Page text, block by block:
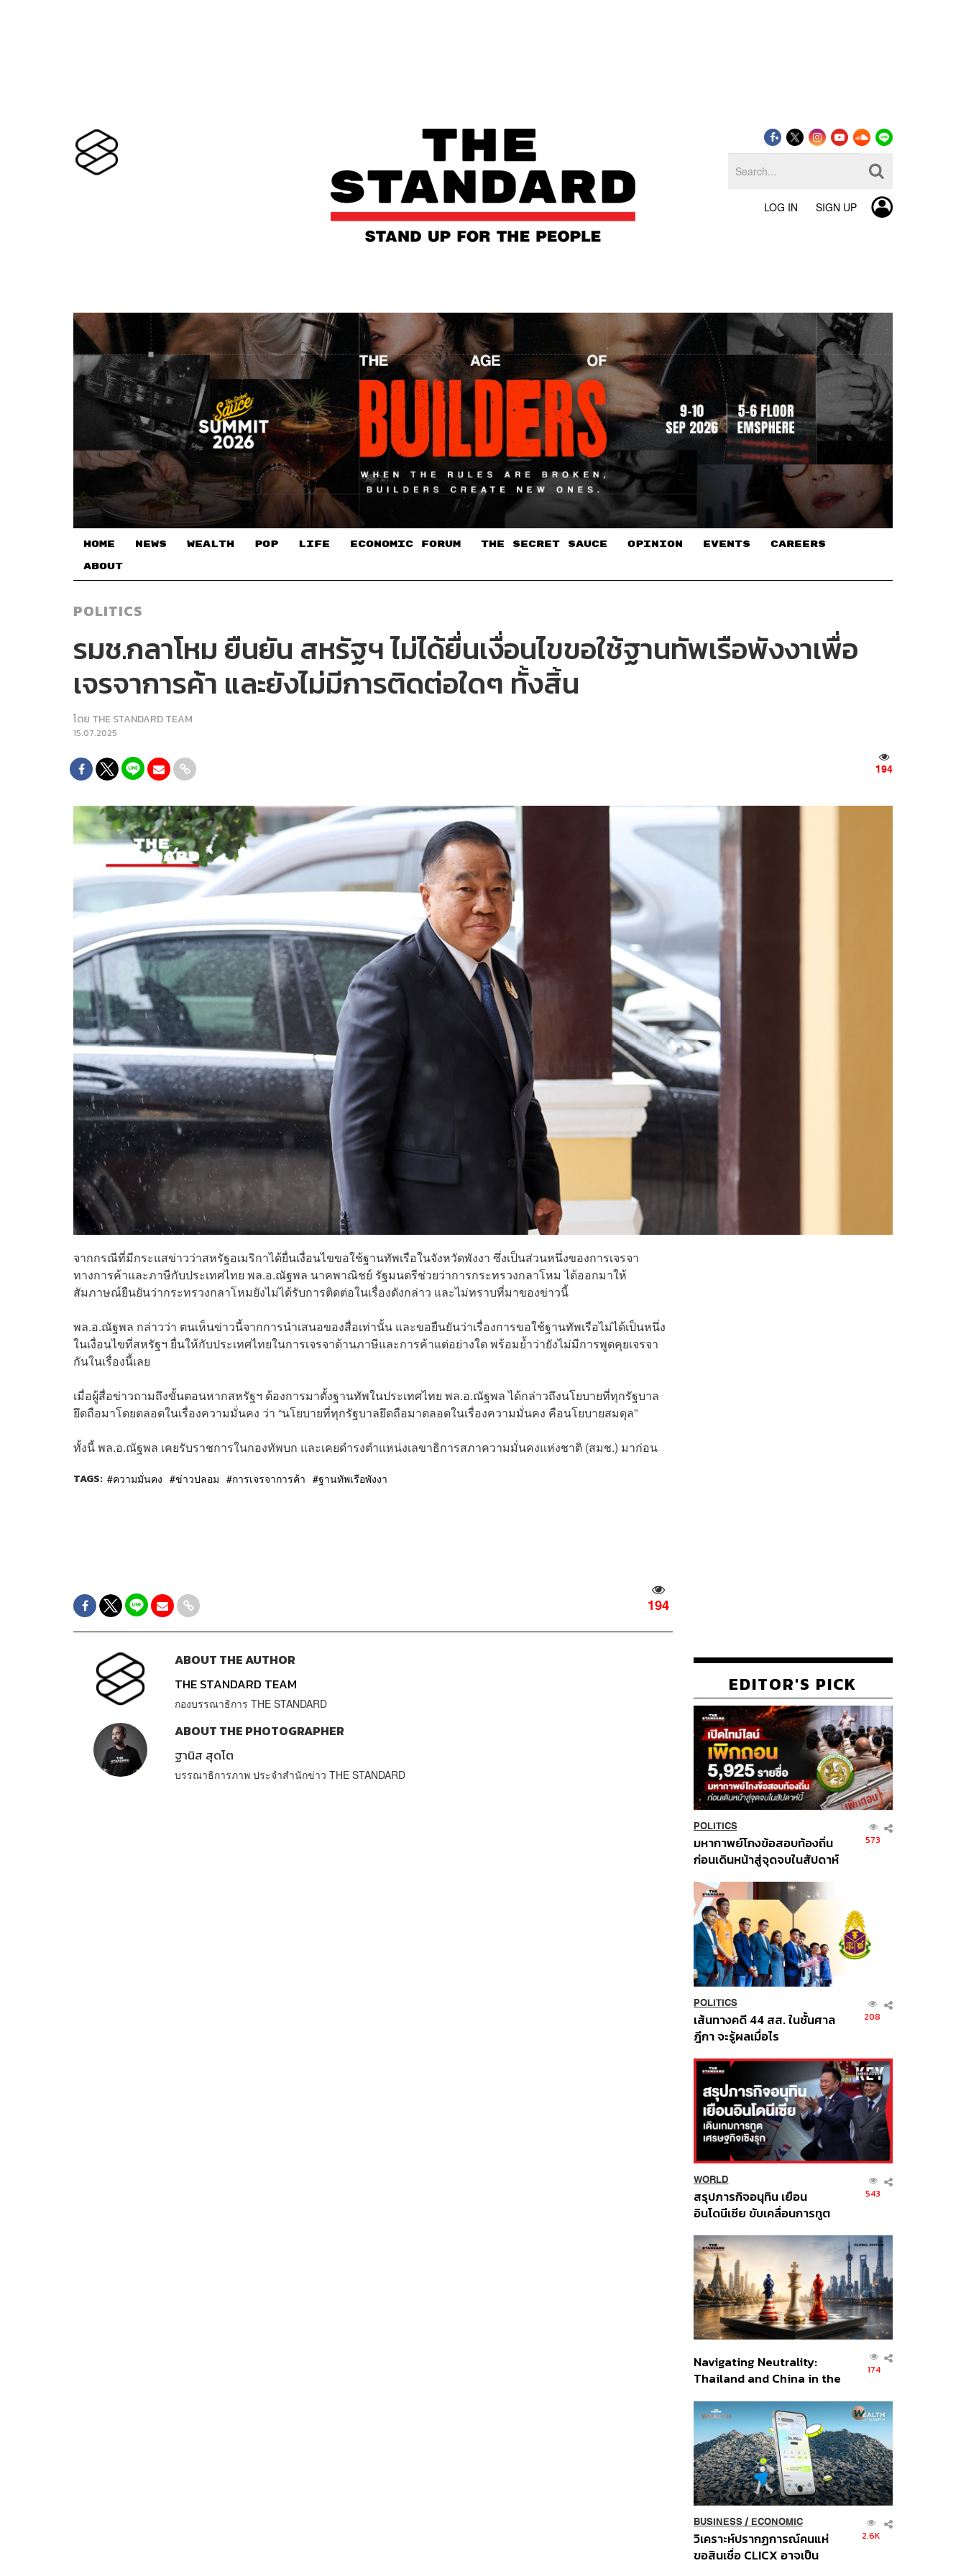
LOG IN SIGN UP
HOME NEWS WEALTH POP LIFE ECONOMIC FORUM THE SECRET SAUCE​ OPINION EVENTS CAREERS
ABOUT
POLITICS
รมช.กลาโหม ยืนยัน สหรัฐฯ ไม่ได้ยื่นเงื่อนไขขอใช้ฐานทัพเรือพังงาเพื่อ
เจรจาการค้า และยังไม่มีการติดต่อใดๆ ทั้งสิ้น
โดย THE STANDARD TEAM
15.07.2025
194
จากกรณีที่มีกระแสข่าวว่าสหรัฐอเมริกาได้ยื่นเงื่อนไขขอใช้ฐานทัพเรือในจังหวัดพังงา ซึ่งเป็นส่วนหนึ่งของการเจรจา
ทางการค้าและภาษีกับประเทศไทย พล.อ.ณัฐพล นาคพาณิชย์ รัฐมนตรีช่วยว่าการกระทรวงกลาโหม ได้ออกมาให้
สัมภาษณ์ยืนยันว่ากระทรวงกลาโหมยังไม่ได้รับการติดต่อในเรื่องดังกล่าว และไม่ทราบที่มาของข่าวนี้
พล.อ.ณัฐพล กล่าวว่า ตนเห็นข่าวนี้จากการนำเสนอของสื่อเท่านั้น และขอยืนยันว่าเรื่องการขอใช้ฐานทัพเรือไม่ได้เป็นหนึ่ง
ในเงื่อนไขที่สหรัฐฯ ยื่นให้กับประเทศไทยในการเจรจาด้านภาษีและการค้าแต่อย่างใด พร้อมย้ำว่ายังไม่มีการพูดคุยเจรจา
กันในเรื่องนี้เลย
เมื่อผู้สื่อข่าวถามถึงขั้นตอนหากสหรัฐฯ ต้องการมาตั้งฐานทัพในประเทศไทย พล.อ.ณัฐพล ได้กล่าวถึงนโยบายที่ทุกรัฐบาล
ยึดถือมาโดยตลอดในเรื่องความมั่นคง ว่า “นโยบายที่ทุกรัฐบาลยึดถือมาตลอดในเรื่องความมั่นคง คือนโยบายสมดุล”
ทั้งนี้ พล.อ.ณัฐพล เคยรับราชการในกองทัพบก และเคยดำรงตำแหน่งเลขาธิการสภาความมั่นคงแห่งชาติ (สมช.) มาก่อน
TAGS: ความมั่นคง ข่าวปลอม การเจรจาการค้า ฐานทัพเรือพังงา
194
ABOUT THE AUTHOR
THE STANDARD TEAM
กองบรรณาธิการ THE STANDARD
ABOUT THE PHOTOGRAPHER
ฐานิส สุดโต
บรรณาธิการภาพ ประจำสำนักข่าว THE STANDARD
EDITOR'S PICK
POLITICS
มหากาพย์โกงข้อสอบท้องถิ่น
ก่อนเดินหน้าสู่จุดจบในสัปดาห์
573
POLITICS
เส้นทางคดี 44 สส. ในชั้นศาล
ฎีกา จะรู้ผลเมื่อไร
208
WORLD
สรุปภารกิจอนุทิน เยือน
อินโดนีเซีย ขับเคลื่อนการทูต
ส่วนยุทธศาสตร์ไทย –
อินโดนีเซีย
543
Navigating Neutrality:
Thailand and China in the
Order
174
BUSINESS/ ECONOMIC
วิเคราะห์ปรากฏการณ์คนแห่
ขอสินเชื่อ CLICX อาจเป็น
2.6K